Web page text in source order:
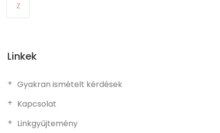
Z
Linkek
Gyakran ismételt kérdések
Kapcsolat
Linkgyűjtemény